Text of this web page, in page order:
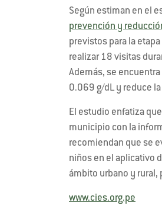
Según estiman en el
prevención y
previstos para la
realizar 18 visitas
Además, se
0.069 g/dL y reduce
El estudio enfatiza
municipio con la
recomiendan que se
niños en el aplicativo
ámbito urbano y rural,
www.cies.org.pe